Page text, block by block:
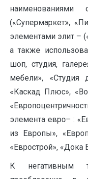
(«Супермаркет»,
элементами элит –
а также
шоп, студия,
мебели», «Студия
«Каскад Плюс»,
элемента евро– :
из Европы»,
«Еврострой», «Дока
К негативным